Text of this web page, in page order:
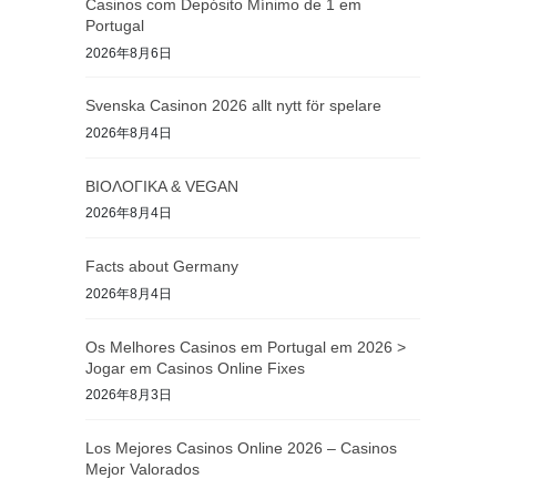
Casinos com Depósito Mínimo de 1 em
Portugal
2026年8月6日
Svenska Casinon 2026 allt nytt för spelare
2026年8月4日
ΒΙΟΛΟΓΙΚΑ & VEGAN
2026年8月4日
Facts about Germany
2026年8月4日
Os Melhores Casinos em Portugal em 2026 >
Jogar em Casinos Online Fixes
2026年8月3日
Los Mejores Casinos Online 2026 – Casinos
Mejor Valorados